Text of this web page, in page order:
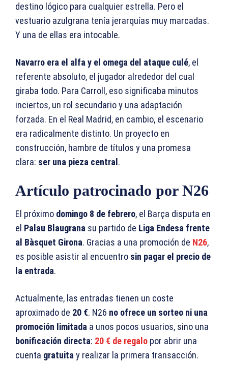
destino lógico para cualquier estrella. Pero el
vestuario azulgrana tenía jerarquías muy marcadas.
Y una de ellas era intocable.
Navarro era el alfa y el omega del ataque culé, el
referente absoluto, el jugador alrededor del cual
giraba todo. Para Carroll, eso significaba minutos
inciertos, un rol secundario y una adaptación
forzada. En el Real Madrid, en cambio, el escenario
era radicalmente distinto. Un proyecto en
construcción, hambre de títulos y una promesa
clara: ser una pieza central.
Artículo patrocinado por N26
El próximo domingo 8 de febrero, el Barça disputa en
el Palau Blaugrana su partido de Liga Endesa frente
al Bàsquet Girona. Gracias a una promoción de N26,
es posible asistir al encuentro sin pagar el precio de
la entrada.
Actualmente, las entradas tienen un coste
aproximado de 20 €. N26 no ofrece un sorteo ni una
promoción limitada a unos pocos usuarios, sino una
bonificación directa: 20 € de regalo por abrir una
cuenta gratuita y realizar la primera transacción.